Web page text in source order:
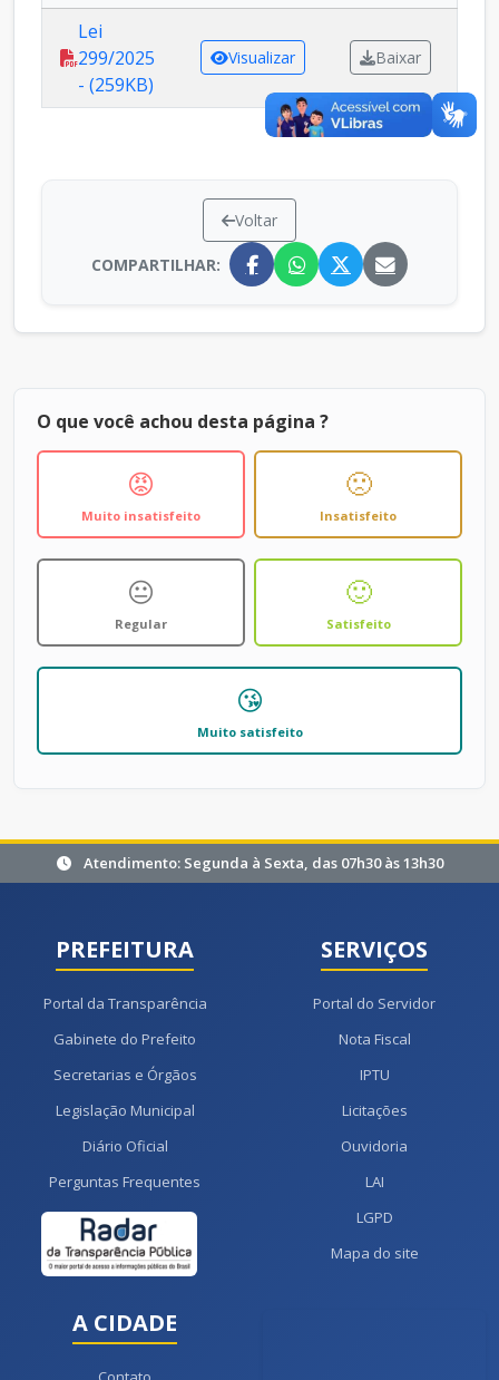
Lei
299/2025
- (259KB)
Visualizar Baixar
Voltar
COMPARTILHAR:
O que você achou desta página ?
😡
Muito insatisfeito
🙁
Insatisfeito
😐
Regular
🙂
Satisfeito
😘
Muito satisfeito
Atendimento: Segunda à Sexta, das 07h30 às 13h30
PREFEITURA
Portal da Transparência
Gabinete do Prefeito
Secretarias e Órgãos
Legislação Municipal
Diário Oficial
Perguntas Frequentes
SERVIÇOS
Portal do Servidor
Nota Fiscal
IPTU
Licitações
Ouvidoria
LAI
LGPD
Mapa do site
A CIDADE